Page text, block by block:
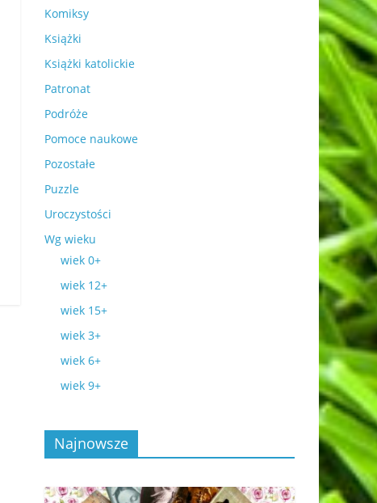
Komiksy
Książki
Książki katolickie
Patronat
Podróże
Pomoce naukowe
Pozostałe
Puzzle
Uroczystości
Wg wieku
wiek 0+
wiek 12+
wiek 15+
wiek 3+
wiek 6+
wiek 9+
Najnowsze